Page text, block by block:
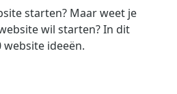
starten? Maar weet je
wil starten? In dit
ideeën.